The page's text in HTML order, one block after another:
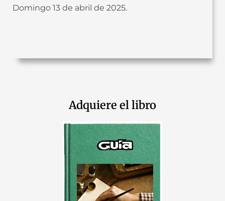
Domingo 13 de abril de 2025.
Adquiere el libro